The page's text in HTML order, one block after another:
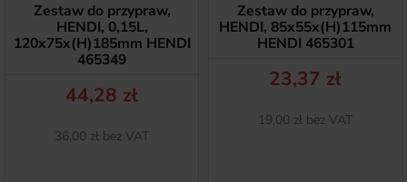
Zestaw do przypraw,
HENDI, 0,15L,
120x75x(H)185mm HENDI
465349
Cena
44,28 zł
Netto
36,00 zł bez VAT
Zestaw do przypraw,
HENDI, 85x55x(H)115mm
HENDI 465301
Cena
23,37 zł
Netto
19,00 zł bez VAT